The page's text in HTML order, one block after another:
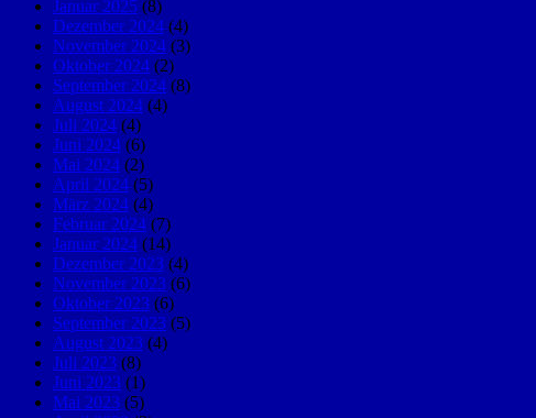
Januar 2025 (8)
Dezember 2024 (4)
November 2024 (3)
Oktober 2024 (2)
September 2024 (8)
August 2024 (4)
Juli 2024 (4)
Juni 2024 (6)
Mai 2024 (2)
April 2024 (5)
März 2024 (4)
Februar 2024 (7)
Januar 2024 (14)
Dezember 2023 (4)
November 2023 (6)
Oktober 2023 (6)
September 2023 (5)
August 2023 (4)
Juli 2023 (8)
Juni 2023 (1)
Mai 2023 (5)